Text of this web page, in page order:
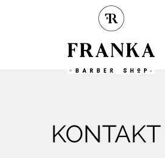
KONTAKT